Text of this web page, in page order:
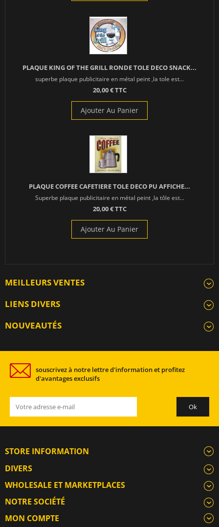
PLAQUE KING OF THE GRILL RONDE TOLE DECO SNACK...
superbe plaque publicitaire en métal peint ,la tole est...
20,00 € TTC
Ajouter Au Panier
PLAQUE COFFEE CAFETIERE TOLE DECO PU AFFICHE...
Superbe plaque publicitaire en métal peint ,la tôle est...
20,00 € TTC
Ajouter Au Panier
MEILLEURS VENTES
LIENS DIVERS
NOUVEAUTÉS
souscrivez à notre lettre d'information et profitez
d'avantages exclusifs
STORE INFORMATION
DIVERS
WHOLESALE ET MARKETPLACES
NOTRE SOCIÉTÉ
MON COMPTE